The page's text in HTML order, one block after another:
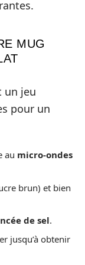
MUG
un jeu
pour un
au micro-ondes
brun) et bien
de sel.
jusqu’à obtenir